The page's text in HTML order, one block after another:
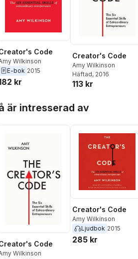
Code
Wilkinson
E-bok 2015
kr
Creator's Code
Amy Wilkinson
Häftad, 2016
113 kr
är intresserad av
Code
Wilkinson
Creator's Code
Amy Wilkinson
Ljudbok 2015
285 kr